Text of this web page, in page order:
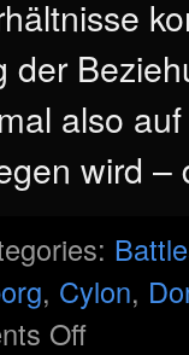
der
also
wird
, Cylon,
Off